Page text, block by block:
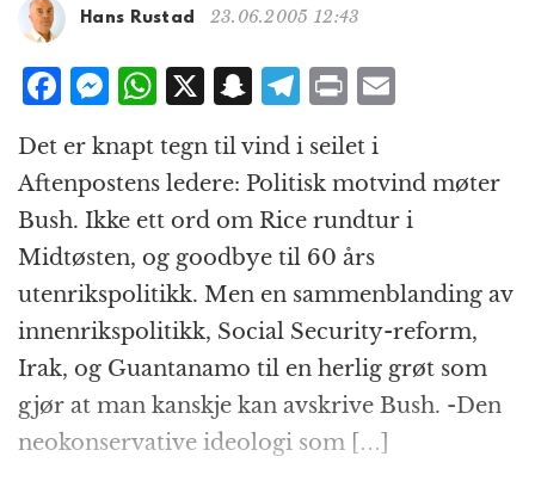
g
t
n
Hans Rustad 23.06.2005 12:43
F
c
e
b
o
o
k
M
ss
e
n
g
e
r
W
at
s
A
p
p
X S
n
a
p
c
h
at
T
el
e
g
r
a
m
P
ri
n
t
ai
l
Det er knapt tegn til vind i seilet i
Aftenpostens ledere: Politisk motvind møter
Bush. Ikke ett ord om Rice rundtur i
Midtøsten, og goodbye til 60 års
utenrikspolitikk. Men en sammenblanding av
innenrikspolitikk, Social Security-reform,
Irak, og Guantanamo til en herlig grøt som
gjør at man kanskje kan avskrive Bush. -Den
neokonservative ideologi som […]